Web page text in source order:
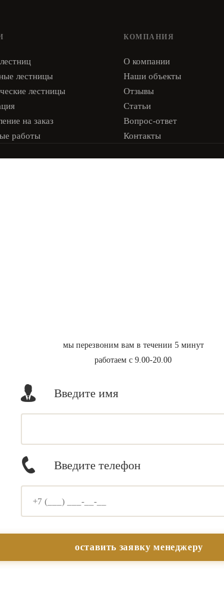
лестницы
лестницы
на заказ
работы
КОМПАНИЯ
О компании
Наши объекты
Отзывы
Статьи
Вопрос-ответ
Контакты
мы перезвоним вам в течении 5 минут
работаем с 9.00-20.00
Введите имя
Введите телефон